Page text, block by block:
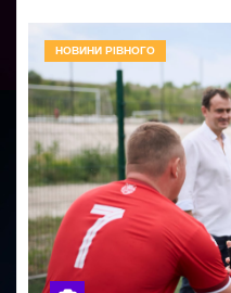
НОВИНИ РІВНОГО